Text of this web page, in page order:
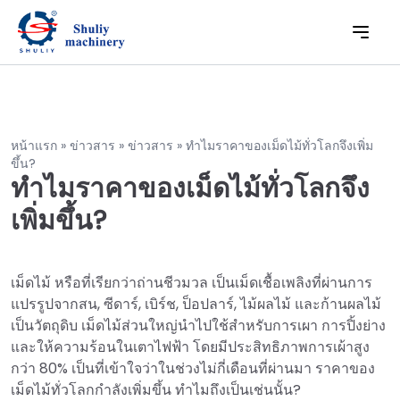
หน้าแรก » ข่าวสาร » ข่าวสาร » ทำไมราคาของเม็ดไม้ทั่วโลกจึงเพิ่ม
ขึ้น?
ทำไมราคาของเม็ดไม้ทั่วโลกจึง
เพิ่มขึ้น?
เม็ดไม้ หรือที่เรียกว่าถ่านชีวมวล เป็นเม็ดเชื้อเพลิงที่ผ่านการ
แปรรูปจากสน, ซีดาร์, เบิร์ช, ป็อปลาร์, ไม้ผลไม้ และก้านผลไม้
เป็นวัตถุดิบ เม็ดไม้ส่วนใหญ่นำไปใช้สำหรับการเผา การปิ้งย่าง
และให้ความร้อนในเตาไฟฟ้า โดยมีประสิทธิภาพการเผ้าสูง
กว่า 80% เป็นที่เข้าใจว่าในช่วงไม่กี่เดือนที่ผ่านมา ราคาของ
เม็ดไม้ทั่วโลกกำลังเพิ่มขึ้น ทำไมถึงเป็นเช่นนั้น?